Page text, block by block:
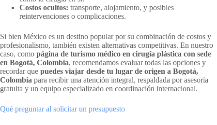
Costos ocultos: transporte, alojamiento, y posibles
reintervenciones o complicaciones.
Si bien México es un destino popular por su combinación de costos y
profesionalismo, también existen alternativas competitivas. En nuestro
caso, como página de turismo médico en cirugía plástica con sede
en Bogotá, Colombia, recomendamos evaluar todas las opciones y
recordar que puedes viajar desde tu lugar de origen a Bogotá,
Colombia para recibir una atención integral, respaldada por asesoría
gratuita y un equipo especializado en coordinación internacional.
Qué preguntar al solicitar un presupuesto